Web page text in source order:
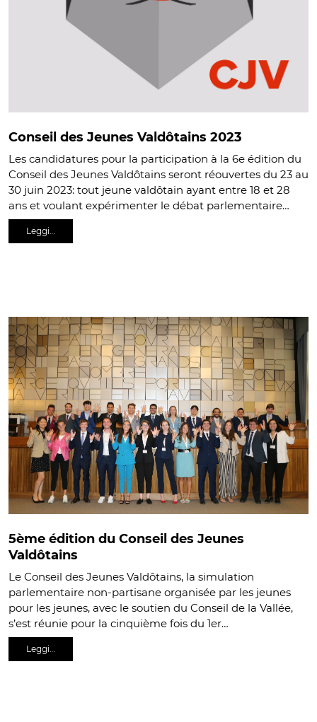
Conseil des Jeunes Valdôtains 2023
Les candidatures pour la participation à la 6e édition du
Conseil des Jeunes Valdôtains seront réouvertes du 23 au
30 juin 2023: tout jeune valdôtain ayant entre 18 et 28
ans et voulant expérimenter le débat parlementaire…
Leggi…
5ème édition du Conseil des Jeunes
Valdôtains
Le Conseil des Jeunes Valdôtains, la simulation
parlementaire non-partisane organisée par les jeunes
pour les jeunes, avec le soutien du Conseil de la Vallée,
s’est réunie pour la cinquième fois du 1er…
Leggi…